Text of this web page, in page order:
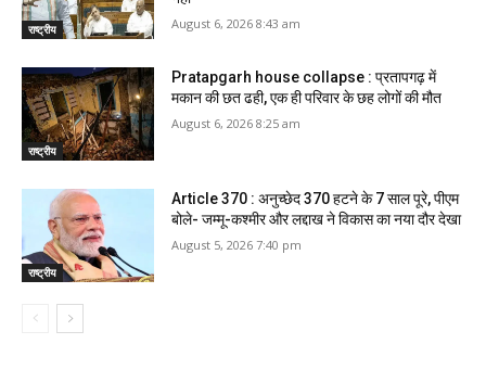
राष्ट्रीय August 6, 2026 8:43 am
राष्ट्रीय
Pratapgarh house collapse : प्रतापगढ़ में
मकान की छत ढही, एक ही परिवार के छह लोगों की मौत
August 6, 2026 8:25 am
राष्ट्रीय
Article 370 : अनुच्छेद 370 हटने के 7 साल पूरे, पीएम
बोले- जम्मू-कश्मीर और लद्दाख ने विकास का नया दौर देखा
August 5, 2026 7:40 pm